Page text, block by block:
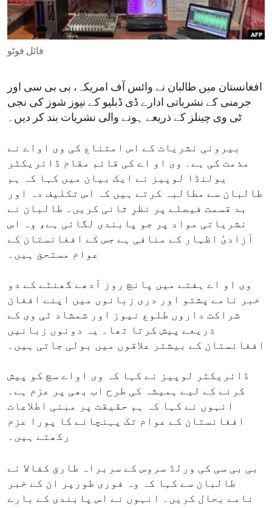
ENVIRONMENT AND HEALTH
IDEALS AND INSTITUTIONS
فائل فوٹو
افغانستان میں طالبان نے وائس آف امریکہ، بی بی سی اور
جرمنی کے نشریاتی ادارے ڈی ڈبلیو کے نیوز شوز کی نجی
ٹی وی چینلز کے ذریعے ہونے والی نشریات بند کر دیں۔
بیرونی نشریات کے اس امتناع کی وی اواے نے
مذمت کی ہے۔ وی او اے کی قائم مقام ڈائریکٹر
یولنڈا لوپیز نے ایک بیان میں کہا کہ ہم
طالبان سے مطالبہ کرتے ہیں کہ اس تکلیف دہ اور
بد قسمت فیصلے پر نظرِ ثانی کریں۔ طالبان نے
نشریاتی مواد پر جو پابندی لگائی ہے، وہ اس
آزادیٔ اظہار کے منافی ہے جس کے افغانستان کے
عوام مستحق ہیں۔
وی او اے ہفتے میں پانچ روز آدھے گھنٹے کے دو
خبر نامے پشتو اور دری زبانوں میں اپنے افغان
شراکت داروں طلوع نیوز اور شمشاد ٹی وی کے
ذریعے پیش کرتا تھا۔ یہ دونوں زبانیں
افغانستان کے بیشتر علاقوں میں بولی جاتی ہیں۔
ڈائریکٹر لوپیز نے کہا کہ وی اواے سچ کو پیش
کرنے کے لیے ہمیشہ کی طرح اب بھی پر عزم ہے۔
انہوں نے کہا کہ ہم حقیقت پر مبنی اطلاعات
افغانستان کے عوام تک پہنچانے کا پورا عزم
رکھتے ہیں۔
بی بی سی کی ورلڈ سروس کے سربراہ طارق کفالا نے
طالبان سے کہا کہ وہ فوری طورپر ان کے خبر
نامے بحال کریں۔ انہوں نے اس پابندی کے بارے